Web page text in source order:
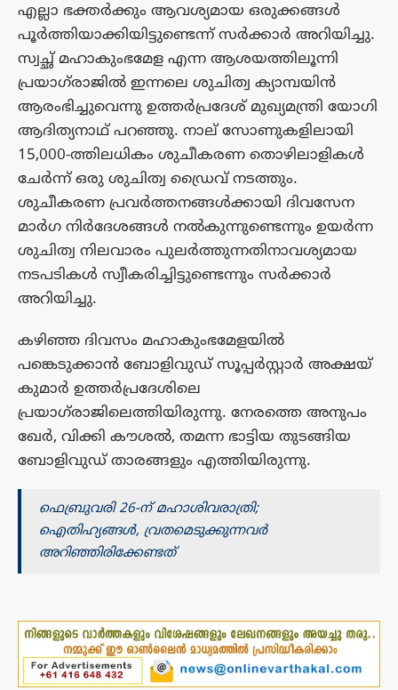
എല്ലാ ഭക്തർക്കും ആവശ്യമായ ഒരുക്കങ്ങൾ
പൂർത്തിയാക്കിയിട്ടുണ്ടെന്ന് സർക്കാർ അറിയിച്ചു.
സ്വച്ഛ്‌ മഹാകുംഭമേള എന്ന ആശയത്തിലൂന്നി
പ്രയാഗ്‌രാജിൽ ഇന്നലെ ശുചിത്വ ക്യാമ്പയിൻ
ആരംഭിച്ചുവെന്നു ഉത്തർപ്രദേശ് മുഖ്യമന്ത്രി യോഗി
ആദിത്യനാഥ് പറഞ്ഞു. നാല് സോണുകളിലായി
15,000-ത്തിലധികം ശുചീകരണ തൊഴിലാളികൾ
ചേർന്ന് ഒരു ശുചിത്വ ഡ്രൈവ് നടത്തും.
ശുചീകരണ പ്രവർത്തനങ്ങൾക്കായി ദിവസേന
മാർഗ നിർദേശങ്ങൾ നൽകുന്നുണ്ടെന്നും ഉയർന്ന
ശുചിത്വ നിലവാരം പുലർത്തുന്നതിനാവശ്യമായ
നടപടികൾ സ്വീകരിച്ചിട്ടുണ്ടെന്നും സർക്കാർ
അറിയിച്ചു.
കഴിഞ്ഞ ദിവസം മഹാകുംഭമേളയിൽ
പങ്കെടുക്കാൻ ബോളിവുഡ് സൂപ്പർസ്റ്റാർ അക്ഷയ്
കുമാർ ഉത്തർപ്രദേശിലെ
പ്രയാഗ്‌രാജിലെത്തിയിരുന്നു. നേരത്തെ അനുപം
ഖേർ, വിക്കി കൗശൽ, തമന്ന ഭാട്ടിയ തുടങ്ങിയ
ബോളിവുഡ് താരങ്ങളും എത്തിയിരുന്നു.
ഫെബ്രുവരി 26-ന് മഹാശിവരാത്രി;
ഐതിഹ്യങ്ങൾ, വ്രതമെടുക്കുന്നവര്‍
അറിഞ്ഞിരിക്കേണ്ടത്